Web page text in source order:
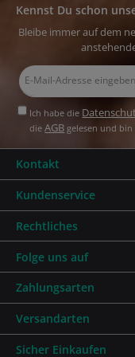
Kennst Du schon
Bleibe immer auf dem
Ich habe die
dieAGB gelesen und
Kundenservice
Rechtliches
Kontakt
Zahlungsarten
Versandarten
Sicher Einkaufen
Folge uns auf